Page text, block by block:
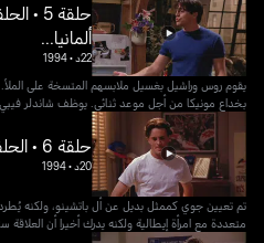
حلقة
ألمانيا...
22د •
1994
يقوم روس وراشيل بغسيل ملابسهم المتسخة على
بخداع مونيكا من أجل موعد ثنائي. يوظف شاندلر
حلقة 6 • الحلقة التي تتضمن المؤخرة
20د •
1994
تم تعيين جوي كممثل بديل عن أل باتشينو، ولكنه
متعددة مع امرأة إيطالية ولكنه يدرك أخيرا أن العلاقة